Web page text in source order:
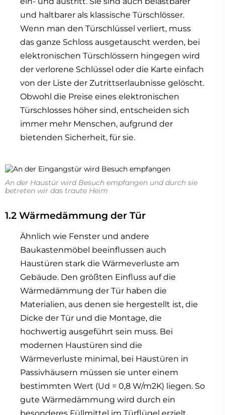
und haltbarer als klassische Türschlösser.
Wenn man den Türschlüssel verliert, muss
das ganze Schloss ausgetauscht werden, bei
elektronischen Türschlössern hingegen wird
der verlorene Schlüssel oder die Karte einfach
von der Liste der Zutrittserlaubnisse gelöscht.
Obwohl die Preise eines elektronischen
Türschlosses höher sind, entscheiden sich
immer mehr Menschen, aufgrund der
bietenden Sicherheit, für sie.
An der Haustür wird Besuch empfangen und durch sie
betreten wir das traute Heim
1.2 Wärmedämmung der Tür
Ähnlich wie Fenster und andere
Baukastenmöbel beeinflussen auch
Haustüren stark die Wärmeverluste am
Gebäude. Den größten Einfluss auf die
Wärmedämmung der Tür haben die
Materialien, aus denen sie hergestellt ist, die
Dicke der Tür und die Montage, die
hochwertig ausgeführt sein muss. Bei
modernen Haustüren sind die
Wärmeverluste minimal, bei Haustüren in
Passivhäusern müssen sie unter einem
bestimmten Wert (Ud = 0,8 W/m2K) liegen. So
gute Wärmedämmung wird durch ein